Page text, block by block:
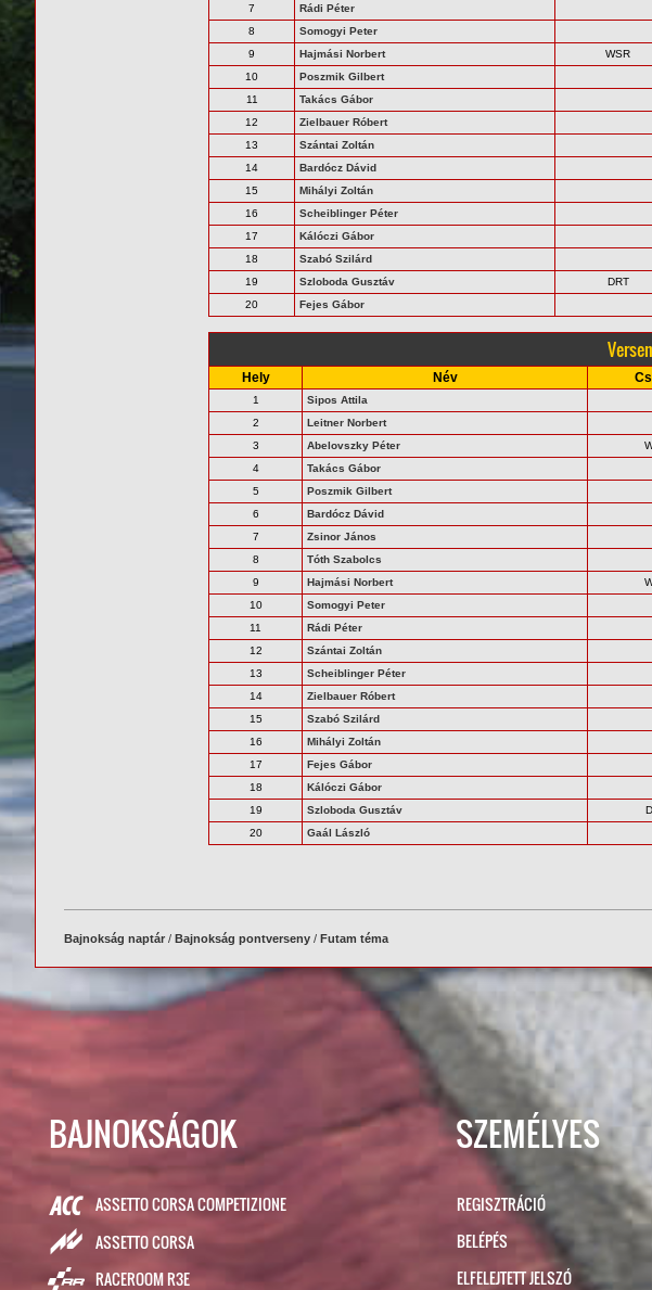
7
Rádi Péter
8
Somogyi Peter
9
Hajmási Norbert WSR
10
Poszmik Gilbert
11
Takács Gábor
12
Zielbauer Róbert
13
Szántai Zoltán
14
Bardócz Dávid
15
Mihályi Zoltán
16
Scheiblinger Péter
17
Kálóczi Gábor
18
Szabó Szilárd
19
Szloboda Gusztáv DRT
20
Fejes Gábor
Hely Név
1 Sipos Attila
2
Leitner Norbert
3
Abelovszky Péter
4
Takács Gábor
5
Poszmik Gilbert
6
Bardócz Dávid
7
Zsinor János
8
Tóth Szabolcs
9
Hajmási Norbert
10
Somogyi Peter
11
Rádi Péter
12
Szántai Zoltán
13
Scheiblinger Péter
14
Zielbauer Róbert
15
Szabó Szilárd
16
Mihályi Zoltán
17
Fejes Gábor
18
Kálóczi Gábor
19
Szloboda Gusztáv
20
Gaál László
Bajnokság naptár/ Bajnokság pontverseny/ Futam téma
BAJNOKSÁGOK
ASSETTO CORSA COMPETIZIONE
ASSETTO CORSA
RACEROOM R3E
SZEMÉLYES
REGISZTRÁCIÓ
BELÉPÉS
ELFELEJTETT JELSZÓ